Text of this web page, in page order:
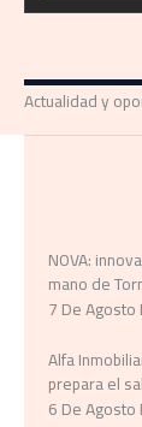
Actualidad y
NOVA:
mano de
7 De
Alfa
prepara el
6 De